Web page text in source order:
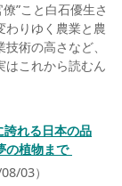
”こと白石優生さ
わりゆく農業と農
術の高さなど、
はこれから読むん
誇れる日本の品
の植物まで
03）